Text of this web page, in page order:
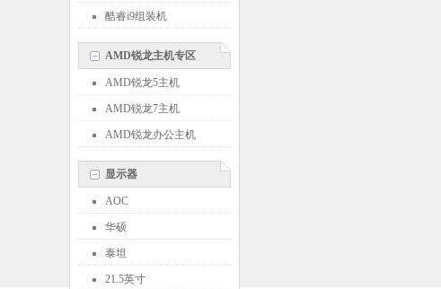
酷睿i9组装机
AMD锐龙主机专区
AMD锐龙5主机
AMD锐龙7主机
AMD锐龙办公主机
显示器
AOC
华硕
泰坦
21.5英寸